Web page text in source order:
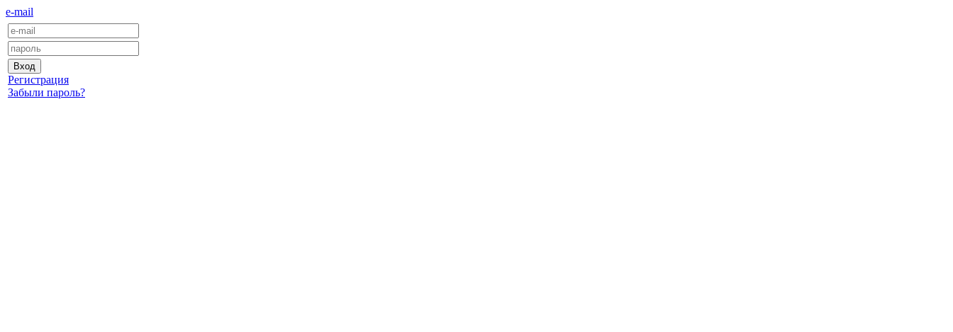
e-mail
Регистрация
Забыли пароль?